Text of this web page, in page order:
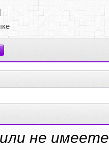
не